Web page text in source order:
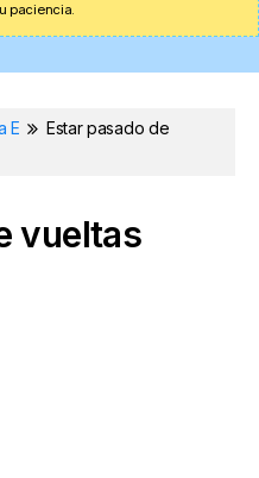
paciencia.
E
Estar pasado de
vueltas